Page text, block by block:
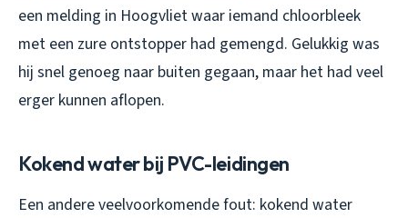
een melding in Hoogvliet waar iemand chloorbleek
met een zure ontstopper had gemengd. Gelukkig was
hij snel genoeg naar buiten gegaan, maar het had veel
erger kunnen aflopen.
Kokend water bij PVC-leidingen
Een andere veelvoorkomende fout: kokend water